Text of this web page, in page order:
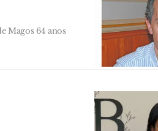
Magos 64 anos